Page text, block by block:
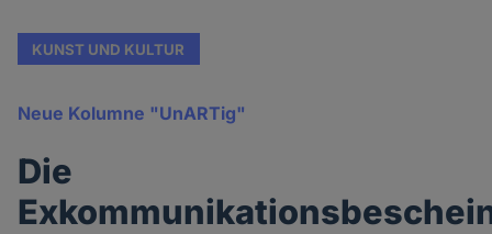
KUNST UND KULTUR
Neue Kolumne "UnARTig"
Die